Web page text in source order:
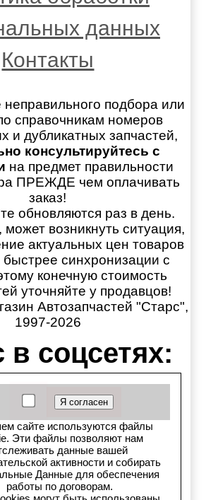
данных
Контакты
подбора или
справочникам номеров
и дубликатных запчастей,
консультируйтесь с
на предмет правильности
ПРЕЖДЕ чем оплачивать
заказ!
обновляются раз в день.
возникнуть ситуация,
актуальных цен товаров
быстрее синхронизации с
конечную стоимость
уточняйте у продавцов!
Автозапчастей "Старс",
1997-2026
в соцсетях:
вКонтакте
в YouTube
канал
на Drom.ru
сайте используются файлы
Эти файлы позволяют нам
данные вашей
активности и собирать
Данные для обеспечения
работы по договорам.